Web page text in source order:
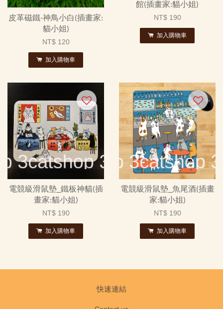
皮革磁鐵-神鳥小白(插畫家:
貓小姐)
NT$ 120
加入購物車
館(插畫家:貓小姐)
NT$ 190
加入購物車
電競級滑鼠墊_鐵板神貓(插
畫家:貓小姐)
NT$ 190
加入購物車
電競級滑鼠墊_魚尾酒(插畫
家:貓小姐)
NT$ 190
加入購物車
快速連結